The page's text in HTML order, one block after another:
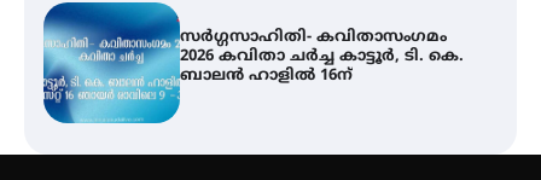
ശക്തമായ മഴ തുടരുന്നു – തൃശൂർ
ജില്ലയിൽ എല്ലാ വിദ്യാഭ്യാസ
സ്ഥാപനങ്ങൾക്കും ശനിയാഴ്ച
അവധി